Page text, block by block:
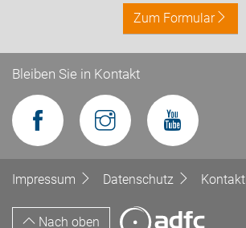
Zum Formular
Bleiben Sie in Kontakt
Impressum Datenschutz Kontakt
Nach oben